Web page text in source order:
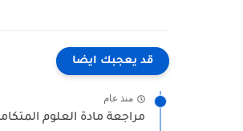
قد يعجبك ايضا
منذ عام
مراجعة مادة العلوم